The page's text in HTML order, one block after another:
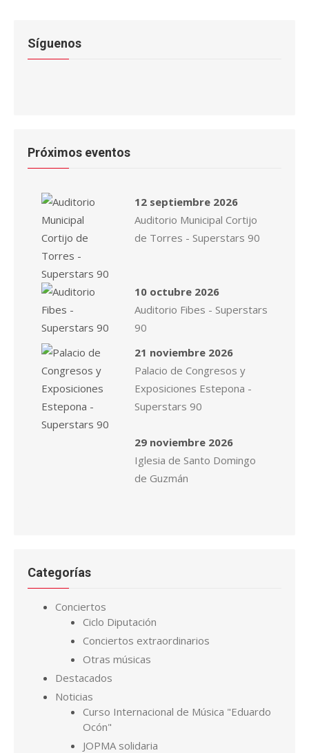
Síguenos
Próximos eventos
12 septiembre 2026
Auditorio Municipal Cortijo
de Torres - Superstars 90
10 octubre 2026
Auditorio Fibes - Superstars
90
21 noviembre 2026
Palacio de Congresos y
Exposiciones Estepona -
Superstars 90
29 noviembre 2026
Iglesia de Santo Domingo
de Guzmán
Categorías
Conciertos
Ciclo Diputación
Conciertos extraordinarios
Otras músicas
Destacados
Noticias
Curso Internacional de Música "Eduardo
Ocón"
JOPMA solidaria